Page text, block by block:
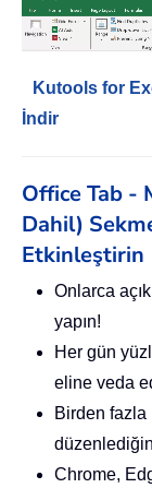
Kutools for
İndir
Office Tab -
Dahil)
Etkinleştirin
Onlarca
yapın!
Her gün
eline veda
Birden
Chrome,